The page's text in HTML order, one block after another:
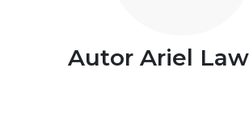
Autor Ariel